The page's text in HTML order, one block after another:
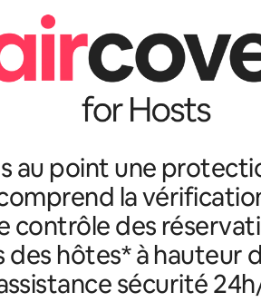
au point une
la
contrôle des
hôtes* à hauteur
sécurité